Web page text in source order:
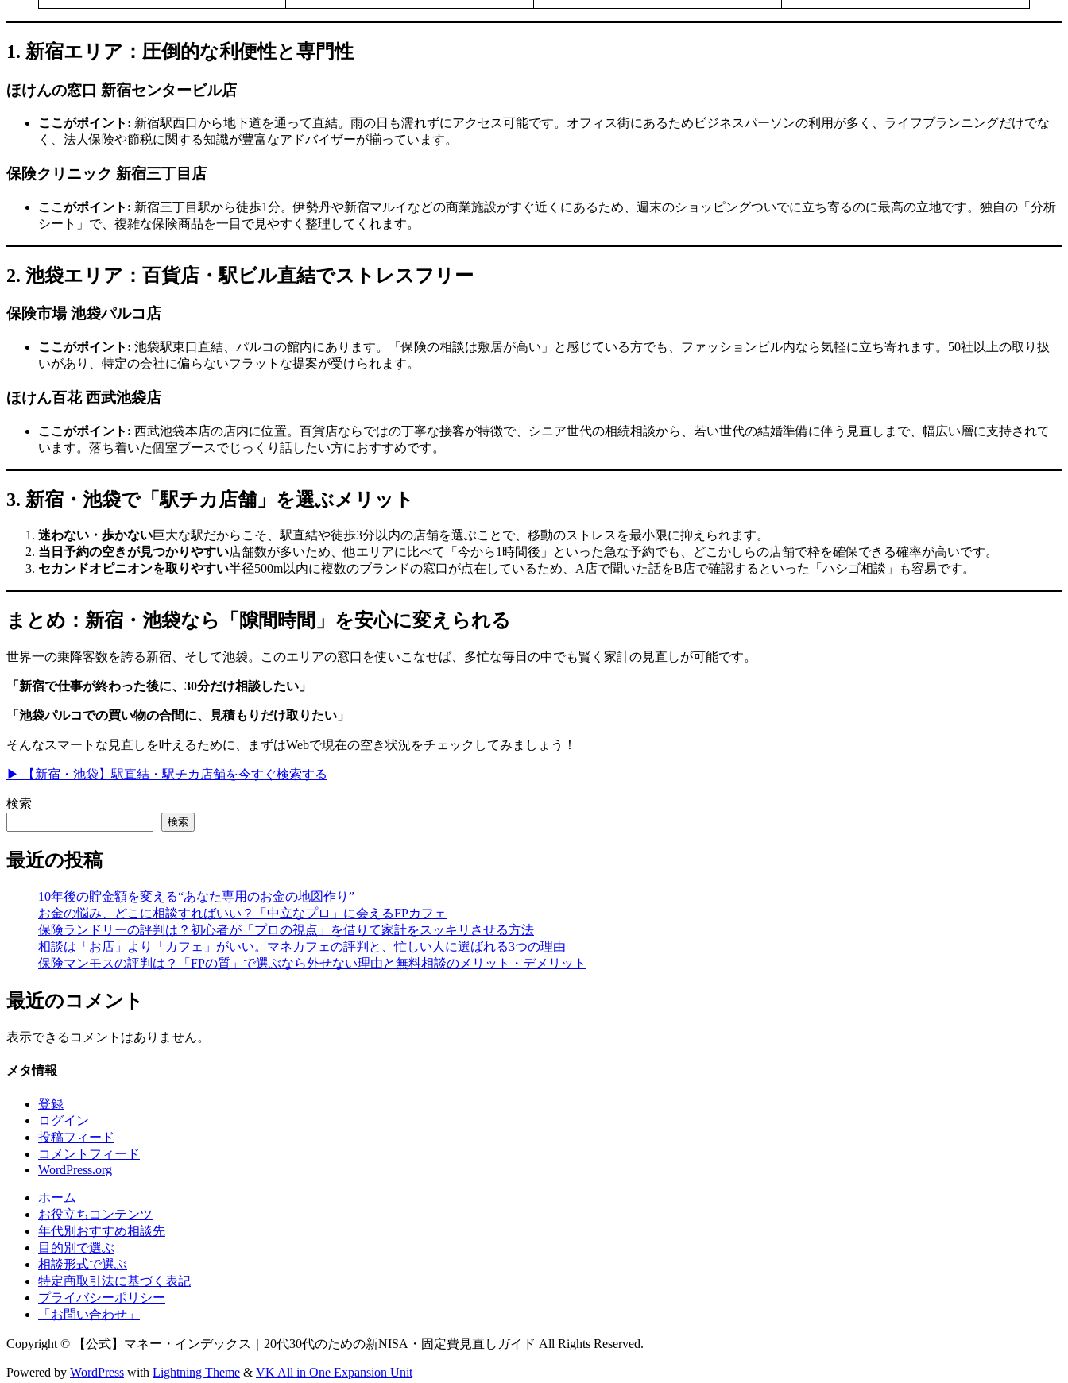
1. 新宿エリア：圧倒的な利便性と専門性
ほけんの窓口 新宿センタービル店
ここがポイント: 新宿駅西口から地下道を通って直結。雨の日も濡れずにアクセス可能です。オフィス街にあるためビジネスパーソンの利用が多く、ライフプランニングだけでな
く、法人保険や節税に関する知識が豊富なアドバイザーが揃っています。
保険クリニック 新宿三丁目店
ここがポイント: 新宿三丁目駅から徒歩1分。伊勢丹や新宿マルイなどの商業施設がすぐ近くにあるため、週末のショッピングついでに立ち寄るのに最高の立地です。独自の「分析
シート」で、複雑な保険商品を一目で見やすく整理してくれます。
2. 池袋エリア：百貨店・駅ビル直結でストレスフリー
保険市場 池袋パルコ店
ここがポイント: 池袋駅東口直結、パルコの館内にあります。「保険の相談は敷居が高い」と感じている方でも、ファッションビル内なら気軽に立ち寄れます。50社以上の取り扱
いがあり、特定の会社に偏らないフラットな提案が受けられます。
ほけん百花 西武池袋店
ここがポイント: 西武池袋本店の店内に位置。百貨店ならではの丁寧な接客が特徴で、シニア世代の相続相談から、若い世代の結婚準備に伴う見直しまで、幅広い層に支持されて
います。落ち着いた個室ブースでじっくり話したい方におすすめです。
3. 新宿・池袋で「駅チカ店舗」を選ぶメリット
迷わない・歩かない巨大な駅だからこそ、駅直結や徒歩3分以内の店舗を選ぶことで、移動のストレスを最小限に抑えられます。
当日予約の空きが見つかりやすい店舗数が多いため、他エリアに比べて「今から1時間後」といった急な予約でも、どこかしらの店舗で枠を確保できる確率が高いです。
セカンドオピニオンを取りやすい半径500m以内に複数のブランドの窓口が点在しているため、A店で聞いた話をB店で確認するといった「ハシゴ相談」も容易です。
まとめ：新宿・池袋なら「隙間時間」を安心に変えられる
世界一の乗降客数を誇る新宿、そして池袋。このエリアの窓口を使いこなせば、多忙な毎日の中でも賢く家計の見直しが可能です。
「新宿で仕事が終わった後に、30分だけ相談したい」
「池袋パルコでの買い物の合間に、見積もりだけ取りたい」
そんなスマートな見直しを叶えるために、まずはWebで現在の空き状況をチェックしてみましょう！
▶︎ 【新宿・池袋】駅直結・駅チカ店舗を今すぐ検索する
検索
検索
最近の投稿
10年後の貯金額を変える“あなた専用のお金の地図作り”
お金の悩み、どこに相談すればいい？「中立なプロ」に会えるFPカフェ
保険ランドリーの評判は？初心者が「プロの視点」を借りて家計をスッキリさせる方法
相談は「お店」より「カフェ」がいい。マネカフェの評判と、忙しい人に選ばれる3つの理由
保険マンモスの評判は？「FPの質」で選ぶなら外せない理由と無料相談のメリット・デメリット
最近のコメント
表示できるコメントはありません。
メタ情報
登録
ログイン
投稿フィード
コメントフィード
WordPress.org
ホーム
お役立ちコンテンツ
年代別おすすめ相談先
目的別で選ぶ
相談形式で選ぶ
特定商取引法に基づく表記
プライバシーポリシー
「お問い合わせ」
Copyright © 【公式】マネー・インデックス｜20代30代のための新NISA・固定費見直しガイド All Rights Reserved.
Powered by WordPress with Lightning Theme & VK All in One Expansion Unit